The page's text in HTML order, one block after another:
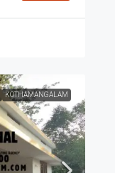
KOTHAMANGALAM